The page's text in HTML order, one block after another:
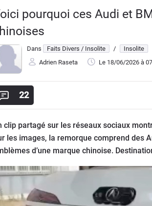
pourquoi ces Audi et
Dans Faits Divers / Insolite /
Insolite
Adrien Raseta
Le 18/06/2026 à
22
clip partagé sur les réseaux sociaux
les images, la remorque comprend des
d’une marque chinoise.